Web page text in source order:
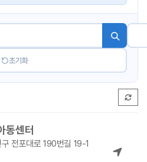
초기화
동센터
전포대로 190번길 19-1